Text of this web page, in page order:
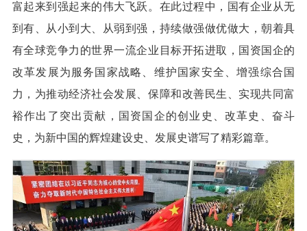
富起来到强起来的伟大飞跃。在此过程中，国有企业从无
到有、从小到大、从弱到强，持续做强做优做大，朝着具
有全球竞争力的世界一流企业目标开拓进取，国资国企的
改革发展为服务国家战略、维护国家安全、增强综合国
力，为推动经济社会发展、保障和改善民生、实现共同富
裕作出了突出贡献，国资国企的创业史、改革史、奋斗
史，为新中国的辉煌建设史、发展史谱写了精彩篇章。